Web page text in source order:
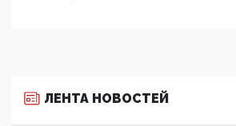
ЛЕНТА НОВОСТЕЙ